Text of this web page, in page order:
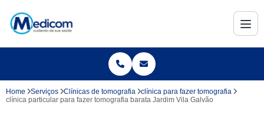
Home Serviços Clínicas de tomografia
clínica para fazer tomografia
clínica particular para fazer tomografia barata Jardim Vila Galvão